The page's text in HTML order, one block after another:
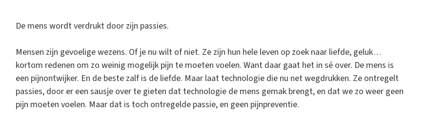
De mens wordt verdrukt door zijn passies.
Mensen zijn gevoelige wezens. Of je nu wilt of niet. Ze zijn hun hele leven op zoek naar liefde, geluk…
kortom redenen om zo weinig mogelijk pijn te moeten voelen. Want daar gaat het in sé over. De mens is
een pijnontwijker. En de beste zalf is de liefde. Maar laat technologie die nu net wegdrukken. Ze ontregelt
passies, door er een sausje over te gieten dat technologie de mens gemak brengt, en dat we zo weer geen
pijn moeten voelen. Maar dat is toch ontregelde passie, en geen pijnpreventie.